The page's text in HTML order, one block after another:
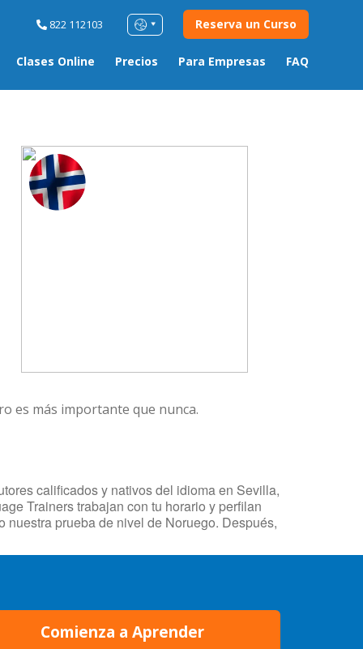
Clases Online Precios Para Empresas FAQ
822 112103 Reserva un Curso
es más importante que nunca.
calificados y nativos del idioma en Sevilla,
Trainers trabajan con tu horario y perfilan
prueba de nivel de Noruego. Después,
Comienza a Aprender